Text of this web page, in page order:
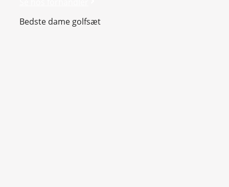
Bedste dame golfsæt